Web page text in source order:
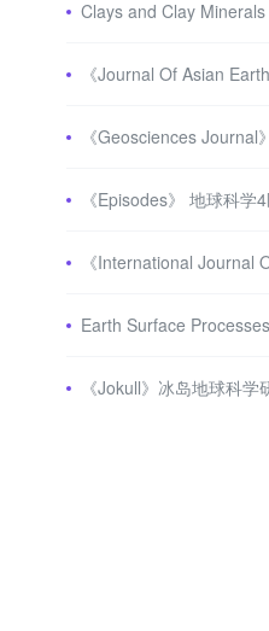
《Geosciences Journal
《Episodes》 地球科学
《Jokull》冰岛地球科学